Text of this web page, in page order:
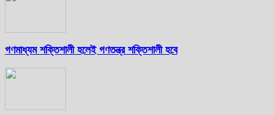
গণমাধ্যম শক্তিশালী হলেই গণতন্ত্র শক্তিশালী হবে